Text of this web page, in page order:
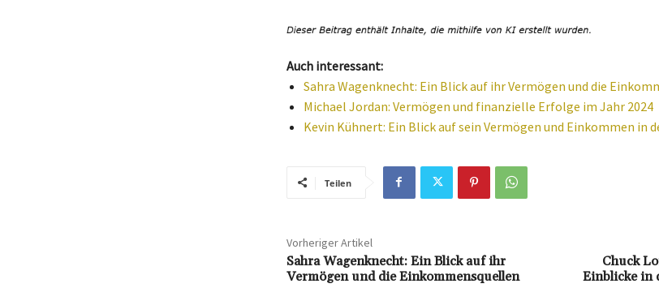
Auch interessant:
Sahra Wagenknecht: Ein Blick auf ihr Vermögen und die
Michael Jordan: Vermögen und finanzielle Erfolge im Jahr 2024
Kevin Kühnert: Ein Blick auf sein Vermögen und Einkommen in
Teilen
Vorheriger Artikel
Sahra Wagenknecht: Ein Blick auf ihr
Vermögen und die Einkommensquellen
Chuck
Einblicke in